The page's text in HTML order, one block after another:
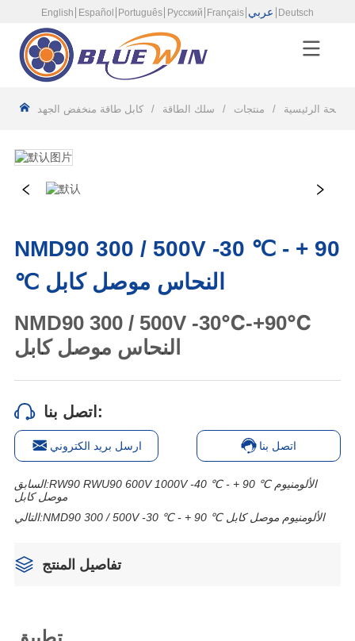
English Español Português Русский Français عربي Deutsch
الرئيسية / منتجات / سلك الطاقة / كابل طاقة منخفض الجهد
NMD90 300 / 500V -30 ℃ - + 90
℃ النحاس موصل كابل
اتصل بنا:
ارسل بريد الكتروني اتصل بنا
السابق:RW90 RWU90 600V 1000V -40 ℃ - + 90 ℃ الألومنيوم
موصل كابل
التالي:
NMD90 300 / 500V -30 ℃ - + 90 ℃ الألومنيوم موصل كابل
تفاصيل المنتج